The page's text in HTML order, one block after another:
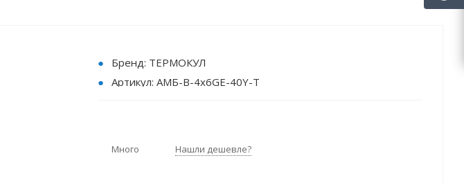
Бренд: ТЕРМОКУЛ
Артикул: АМБ-В-4х6GE-40Y-T
Индикатор влажности: да / нет
Много Нашли дешевле?